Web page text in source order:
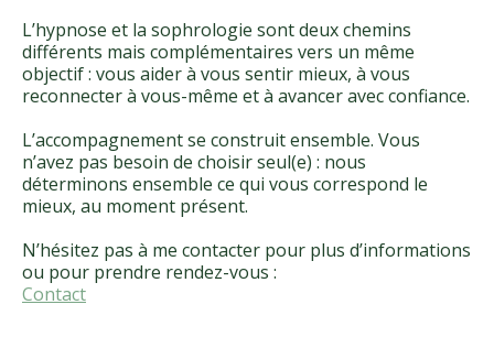
L’hypnose et la sophrologie sont deux chemins
différents mais complémentaires vers un même
objectif : vous aider à vous sentir mieux, à vous
reconnecter à vous-même et à avancer avec confiance.
L’accompagnement se construit ensemble. Vous
n’avez pas besoin de choisir seul(e) : nous
déterminons ensemble ce qui vous correspond le
mieux, au moment présent.
N’hésitez pas à me contacter pour plus d’informations
ou pour prendre rendez-vous :
Contact